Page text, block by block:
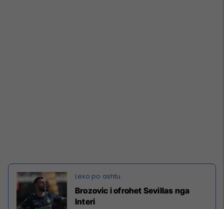
Brozovic i ofrohet Sevillas nga
Interi